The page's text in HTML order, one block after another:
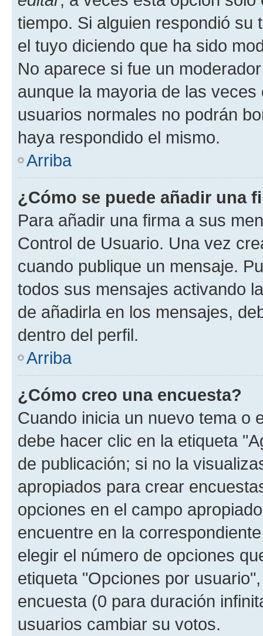
tiempo. Si alguien respondió
el tuyo diciendo que ha sido
No aparece si fue un
aunque la mayoria de las
usuarios normales no podrán
haya respondido el mismo.
Arriba
¿Cómo se puede añadir una
Para añadir una firma a sus
Control de Usuario. Una vez
cuando publique un mensaje.
todos sus mensajes activando
de añadirla en los mensajes,
dentro del perfil.
Arriba
¿Cómo creo una encuesta?
Cuando inicia un nuevo tema o
debe hacer clic en la etiqueta
de publicación; si no la
apropiados para crear
opciones en el campo
encuentre en la
elegir el número de opciones
etiqueta "Opciones por
encuesta (0 para duración
usuarios cambiar su votos.